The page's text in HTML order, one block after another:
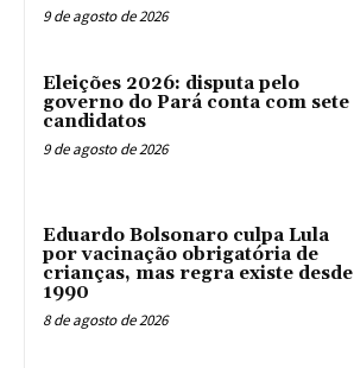
9 de agosto de 2026
Eleições 2026: disputa pelo
governo do Pará conta com sete
candidatos
9 de agosto de 2026
Eduardo Bolsonaro culpa Lula
por vacinação obrigatória de
crianças, mas regra existe desde
1990
8 de agosto de 2026